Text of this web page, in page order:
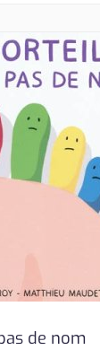
de nom